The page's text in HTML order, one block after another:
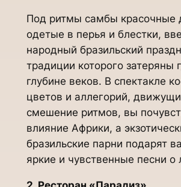
Под ритмы самбы красочные
одетые в перья и блестки,
народный бразильский
традиции которого затеряны
глубине веков. В спектакле
цветов и аллегорий,
смешение ритмов, вы
влияние Африки, а
бразильские парни подарят
яркие и чувственные песни о